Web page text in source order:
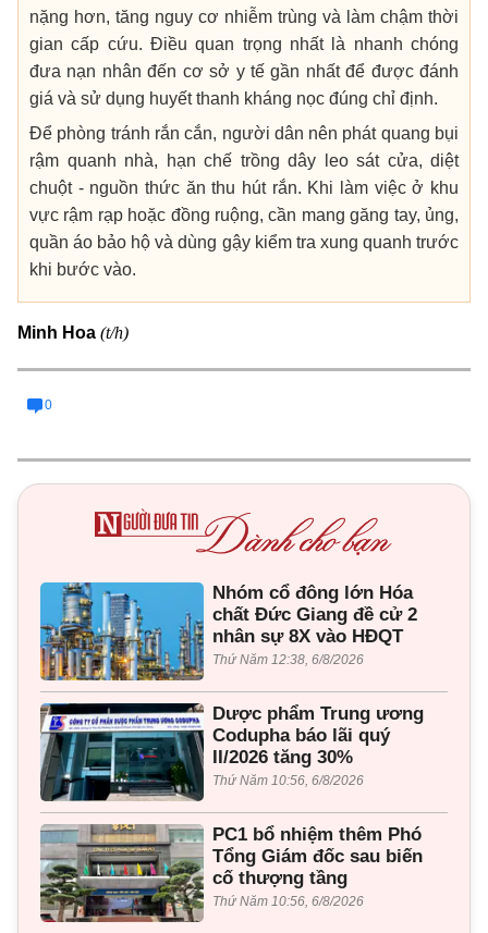
nặng hơn, tăng nguy cơ nhiễm trùng và làm chậm thời
gian cấp cứu. Điều quan trọng nhất là nhanh chóng
đưa nạn nhân đến cơ sở y tế gần nhất để được đánh
giá và sử dụng huyết thanh kháng nọc đúng chỉ định.
Để phòng tránh rắn cắn, người dân nên phát quang bụi
rậm quanh nhà, hạn chế trồng dây leo sát cửa, diệt
chuột - nguồn thức ăn thu hút rắn. Khi làm việc ở khu
vực rậm rạp hoặc đồng ruộng, cần mang găng tay, ủng,
quần áo bảo hộ và dùng gậy kiểm tra xung quanh trước
khi bước vào.
Minh Hoa (t/h)
0
Nhóm cổ đông lớn Hóa
chất Đức Giang đề cử 2
nhân sự 8X vào HĐQT
Thứ Năm 12:38, 6/8/2026
Dược phẩm Trung ương
Codupha báo lãi quý
II/2026 tăng 30%
Thứ Năm 10:56, 6/8/2026
PC1 bổ nhiệm thêm Phó
Tổng Giám đốc sau biến
cố thượng tầng
Thứ Năm 10:56, 6/8/2026